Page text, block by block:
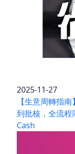
2025-11-27
【生意周轉指
到批核，全流
Cash